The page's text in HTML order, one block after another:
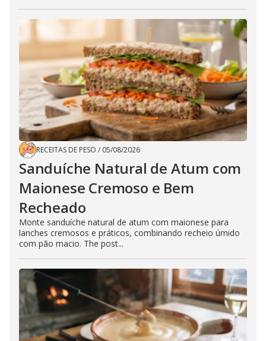
RECEITAS DE PESO / 05/08/2026
Sanduíche Natural de Atum com
Maionese Cremoso e Bem
Recheado
Monte sanduíche natural de atum com maionese para
lanches cremosos e práticos, combinando recheio úmido
com pão macio. The post...